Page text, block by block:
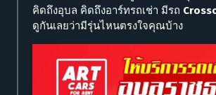
คิดถึงอุบล คิดถึงอาร์ทรถเช่า มีรถ
ดูกันเลยว่ามีรุ่นไหนตรงใจคุณบ้าง